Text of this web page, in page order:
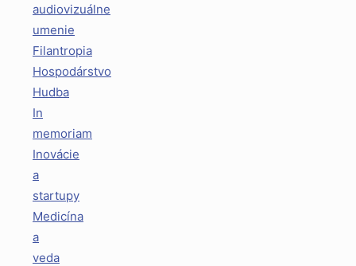
audiovizuálne
umenie
Filantropia
Hospodárstvo
Hudba
In
memoriam
Inovácie
a
startupy
Medicína
a
veda